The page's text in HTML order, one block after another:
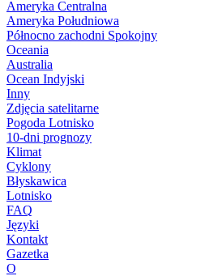
Ameryka Centralna
Ameryka Południowa
Północno zachodni Spokojny
Oceania
Australia
Ocean Indyjski
Inny
Zdjęcia satelitarne
Pogoda Lotnisko
10-dni prognozy
Klimat
Cyklony
Błyskawica
Lotnisko
FAQ
Języki
Kontakt
Gazetka
O